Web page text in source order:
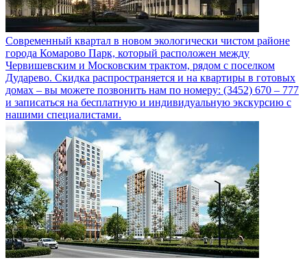
Современный квартал в новом экологически чистом районе
города Комарово Парк, который расположен между
Червишевским и Московским трактом, рядом с поселком
Дударево. Скидка распространяется и на квартиры в готовых
домах – вы можете позвонить нам по номеру: (3452) 670 – 777
и записаться на бесплатную и индивидуальную экскурсию с
нашими специалистами.